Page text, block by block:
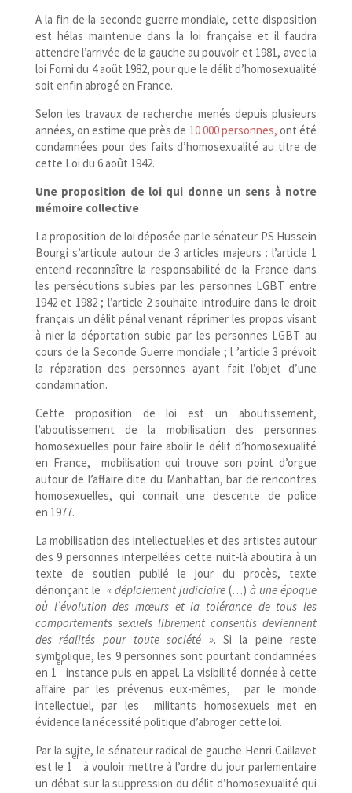
A la fin de la seconde guerre mondiale, cette disposition
est hélas maintenue dans la loi française et il faudra
attendre l’arrivée de la gauche au pouvoir et 1981, avec la
loi Forni du 4 août 1982, pour que le délit d’homosexualité
soit enfin abrogé en France.
Selon les travaux de recherche menés depuis plusieurs
années, on estime que près de 10 000 personnes,ont été
condamnées pour des faits d’homosexualité au titre de
cette Loi du 6 août 1942.
Une proposition de loi qui donne un sens à notre
mémoire collective
La proposition de loi déposée par le sénateur PS Hussein
Bourgi s’articule autour de 3 articles majeurs : l’article 1
entend reconnaître la responsabilité de la France dans
les persécutions subies par les personnes LGBT entre
1942 et 1982 ; l’article 2 souhaite introduire dans le droit
français un délit pénal venant réprimer les propos visant
à nier la déportation subie par les personnes LGBT au
cours de la Seconde Guerre mondiale ; l ’article 3 prévoit
la réparation des personnes ayant fait l’objet d’une
condamnation.
Cette proposition de loi est un aboutissement,
l’aboutissement de la mobilisation des personnes
homosexuelles pour faire abolir le délit d’homosexualité
en France, mobilisation qui trouve son point d’orgue
autour de l’affaire dite du Manhattan, bar de rencontres
homosexuelles, qui connait une descente de police
en 1977.
La mobilisation des intellectuel·les et des artistes autour
des 9 personnes interpellées cette nuit-​là aboutira à un
texte de soutien publié le jour du procès, texte
dénonçant le « déploiement judiciaire (…)à une époque
où l’évolution des mœurs et la tolérance de tous les
comportements sexuels librement consentis deviennent
des réalités pour toute société ». Si la peine reste
symbolique, les 9 personnes sont pourtant condamnées
en 1
er
instance puis en appel. La visibilité donnée à cette
affaire par les prévenus eux-​mêmes, par le monde
intellectuel, par les militants homosexuels met en
évidence la nécessité politique d’abroger cette loi.
Par la suite, le sénateur radical de gauche Henri Caillavet
est le 1
er
à vouloir mettre à l’ordre du jour parlementaire
un débat sur la suppression du délit d’homosexualité qui